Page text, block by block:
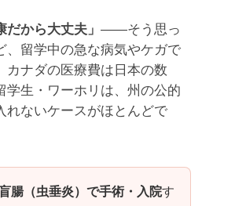
だから大丈夫」 ——そう思っ
、留学中の急な病気やケガで
カナダの医療費は日本の数
学生・ワーホリは、州の公的
れないケースがほとんどで
腸（虫垂炎）で手術・入院す